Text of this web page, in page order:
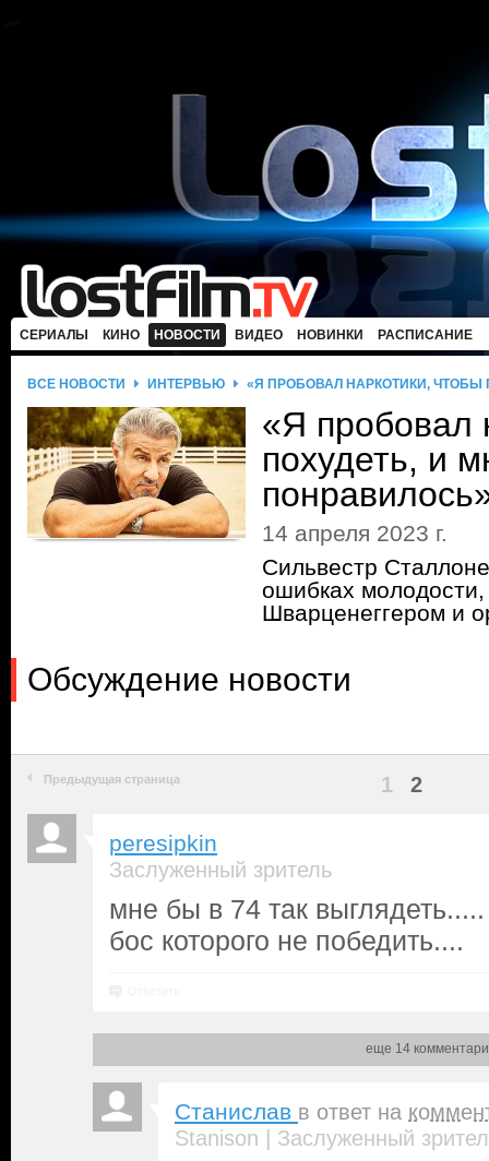
СЕРИАЛЫ КИНО НОВОСТИ ВИДЕО НОВИНКИ РАСПИСАНИЕ
ВСЕ НОВОСТИ ИНТЕРВЬЮ «Я ПРОБОВАЛ НАРКОТИКИ,
«Я пробовал
похудеть, и
14 апреля 2023 г.
Сильвестр
ошибках
Шварценеггером и
Обсуждение новости
Предыдущая страница 1 2
peresipkin
Заслуженный зритель
мне бы в 74 так
бос которого не победить....
еще 14
Станислав в ответ на
Stanison | Заслуженный